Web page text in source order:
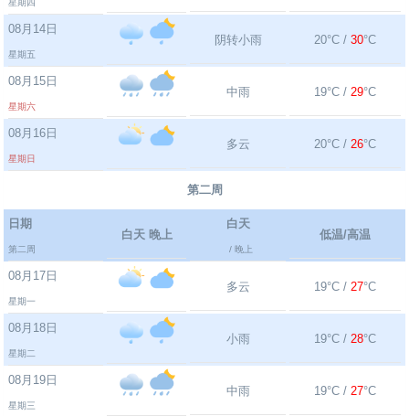
星期四
08月14日
星期五
阴转小雨 20°C / 30°C
08月15日
星期六
中雨 19°C / 29°C
08月16日
星期日
多云 20°C / 26°C
第二周
日期
第二周
白天 晚上
白天
/ 晚上
低温/高温
08月17日
星期一
多云 19°C / 27°C
08月18日
星期二
小雨 19°C / 28°C
08月19日
星期三
中雨 19°C / 27°C